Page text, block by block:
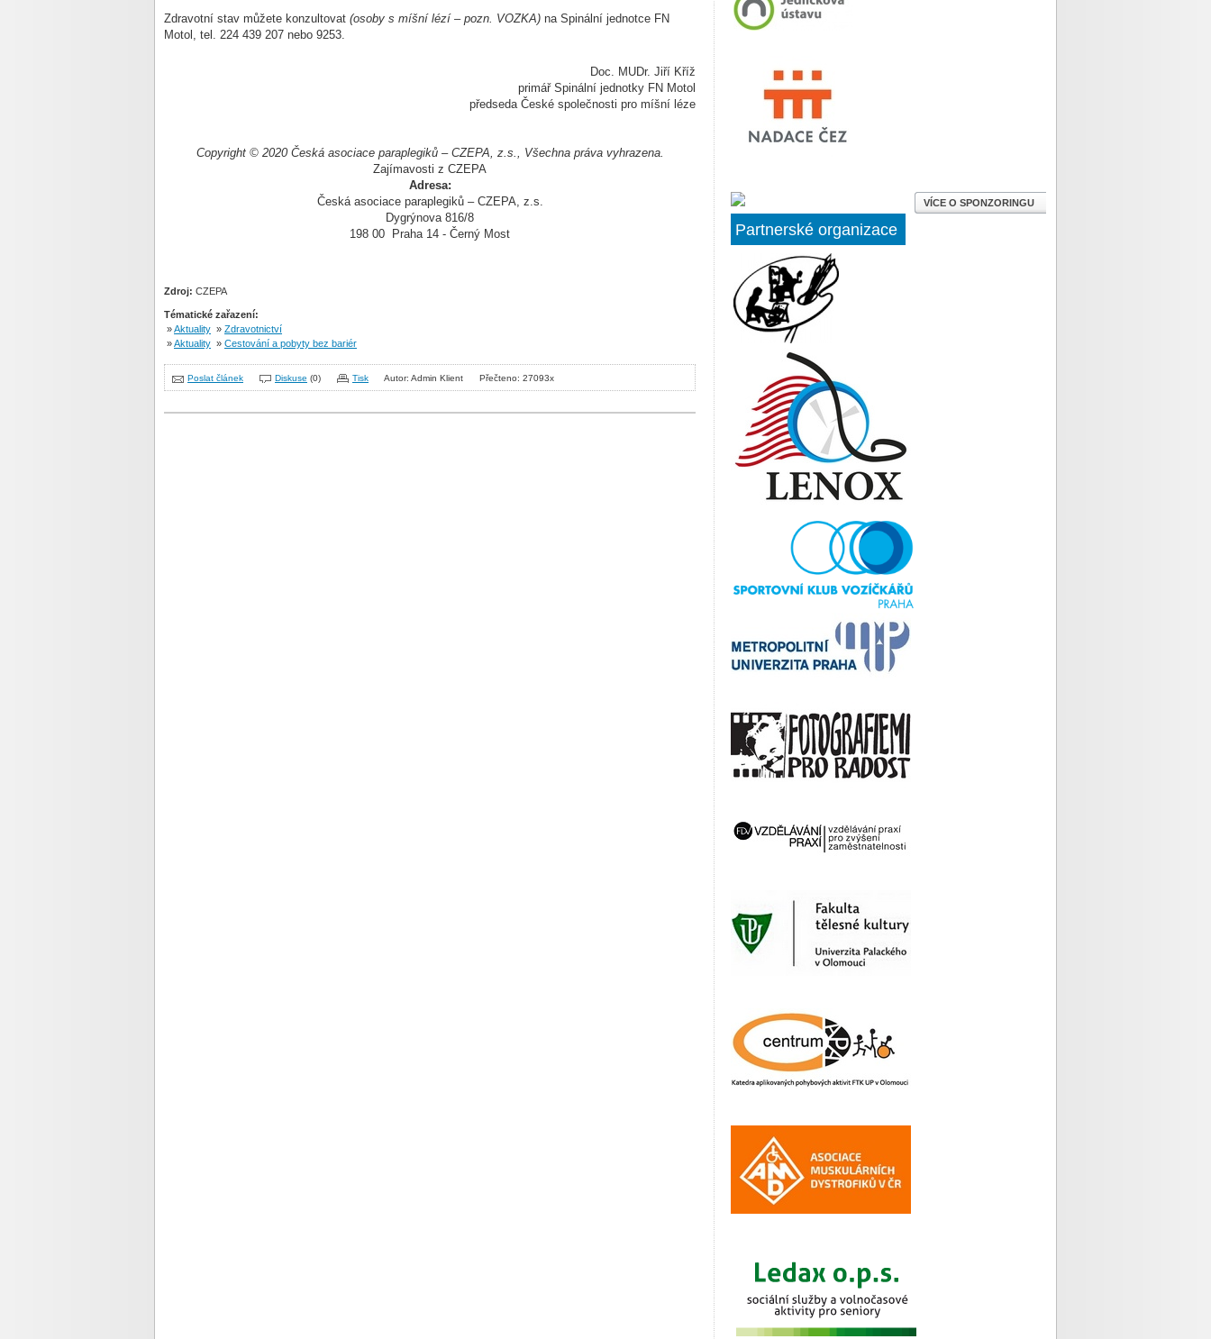
Zdravotní stav můžete konzultovat (osoby s míšní lézí – pozn. VOZKA) na Spinální jednotce FN
Motol, tel. 224 439 207 nebo 9253.
Doc. MUDr. Jiří Kříž
primář Spinální jednotky FN Motol
předseda České společnosti pro míšní léze
Copyright © 2020 Česká asociace paraplegiků – CZEPA, z.s., Všechna práva vyhrazena.
Zajímavosti z CZEPA
Adresa:
Česká asociace paraplegiků – CZEPA, z.s.
Dygrýnova 816/8
198 00 Praha 14 - Černý Most
Zdroj: CZEPA
Tématické zařazení:
»Aktuality » Zdravotnictví
»Aktuality » Cestování a pobyty bez bariér
Poslat článek Diskuse (0) Tisk Autor: Admin Klient Přečteno: 27093x
VÍCE O SPONZORINGU
Partnerské organizace